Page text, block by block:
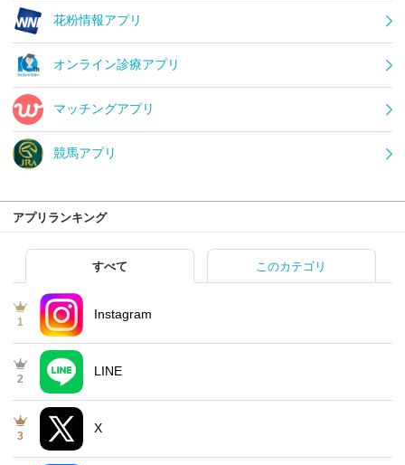
花粉情報アプリ
オンライン診療アプリ
マッチングアプリ
競馬アプリ
アプリランキング
すべて このカテゴリ
1
Instagram
2
LINE
3
X